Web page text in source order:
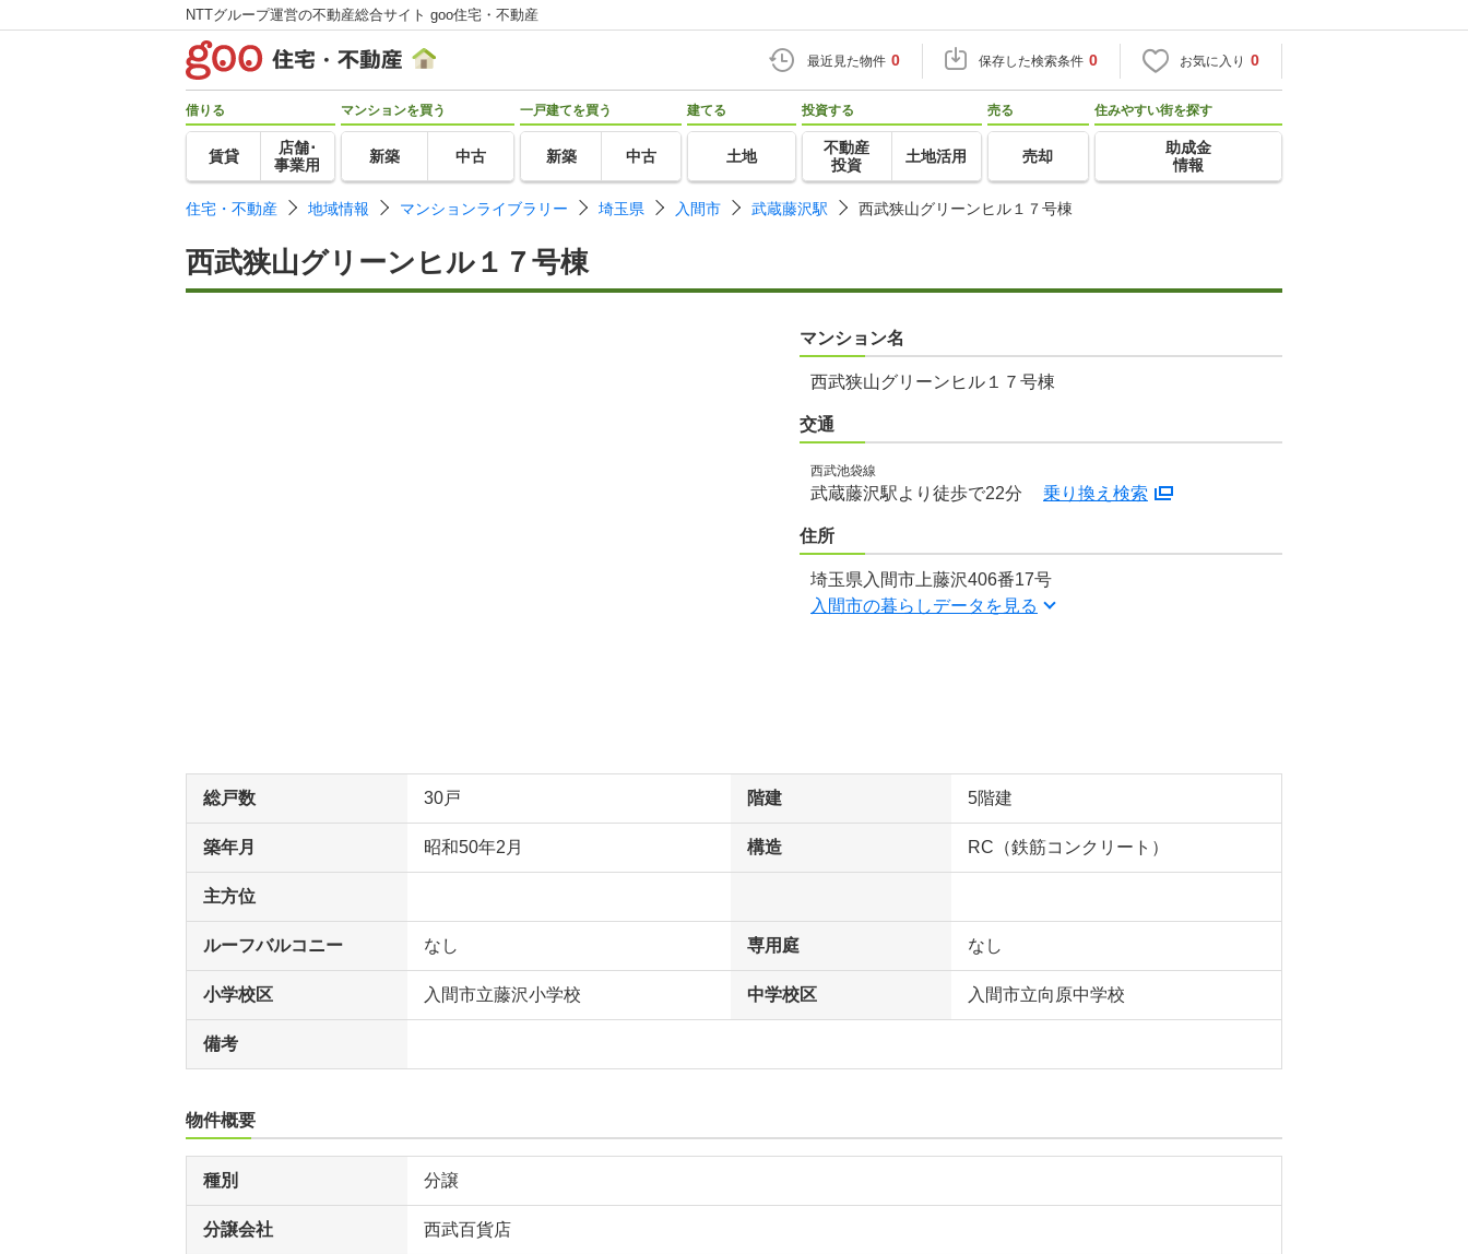
NTTグループ運営の不動産総合サイト goo住宅・不動産
最近見た物件 0 保存した検索条件 0 お気に入り 0
借りる
賃貸
店舗･
事業用
マンションを買う
新築 中古
一戸建てを買う
新築 中古
建てる
土地
投資する
不動産
投資
土地活用
売る
売却
住みやすい街を探す
助成金
情報
住宅・不動産 地域情報 マンションライブラリー 埼玉県 入間市 武蔵藤沢駅 西武狭山グリーンヒル１７号棟
西武狭山グリーンヒル１７号棟
マンション名
西武狭山グリーンヒル１７号棟
交通
西武池袋線
武蔵藤沢駅より徒歩で22分 乗り換え検索
住所
埼玉県入間市上藤沢406番17号
入間市の暮らしデータを見る
総戸数 30戸 階建 5階建
築年月 昭和50年2月 構造 RC（鉄筋コンクリート）
主方位
ルーフバルコニー なし 専用庭 なし
小学校区 入間市立藤沢小学校 中学校区 入間市立向原中学校
備考
物件概要
種別 分譲
分譲会社 西武百貨店